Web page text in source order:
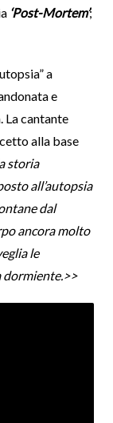
‘Post-Mortem’;
a
e
La cantante
alla base
storia
all’autopsia
dal
ancora molto
le
dormiente.>>